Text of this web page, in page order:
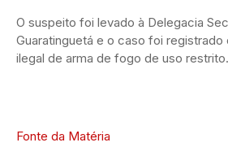
O suspeito foi levado à Delegacia
Guaratinguetá e o caso foi
ilegal de arma de fogo de uso restrito.
Fonte da Matéria